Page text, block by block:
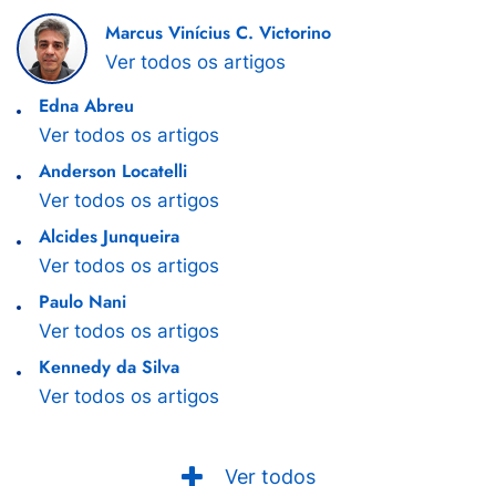
Marcus Vinícius C. Victorino
Ver todos os artigos
Edna Abreu
Ver todos os artigos
Anderson Locatelli
Ver todos os artigos
Alcides Junqueira
Ver todos os artigos
Paulo Nani
Ver todos os artigos
Kennedy da Silva
Ver todos os artigos
Ver todos